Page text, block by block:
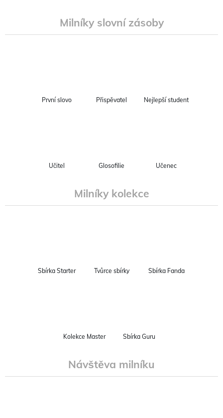
Milníky slovní zásoby
První slovo Přispěvatel Nejlepší student
Učitel Glosofilie Učenec
Milníky kolekce
Sbírka Starter Tvůrce sbírky Sbírka Fanda
Kolekce Master Sbírka Guru
Návštěva milníku